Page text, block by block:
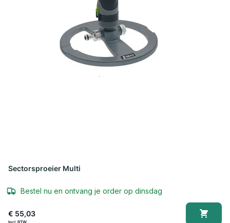
Sectorsproeier Multi
Bestel nu en ontvang je order op dinsdag
€ 55,03